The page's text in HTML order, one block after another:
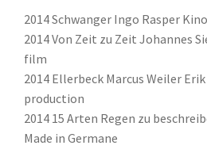
2014 Schwanger Ingo Rasper
2014 Von Zeit zu Zeit Johannes
film
2014 Ellerbeck Marcus Weiler
production
2014 15 Arten Regen zu
Made in Germane